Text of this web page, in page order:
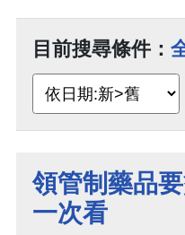
目前搜尋條件：
領管制藥品
一次看